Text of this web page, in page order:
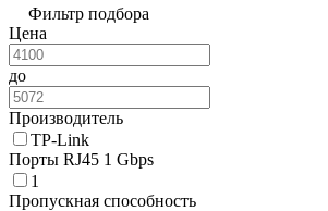
Фильтр подбора
Цена
до
Производитель
TP-Link
Порты RJ45 1 Gbps
1
Пропускная способность